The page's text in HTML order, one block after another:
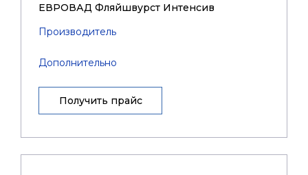
ЕВРОВАД Фляйшвурст Интенсив
Производитель
Дополнительно
Получить прайс